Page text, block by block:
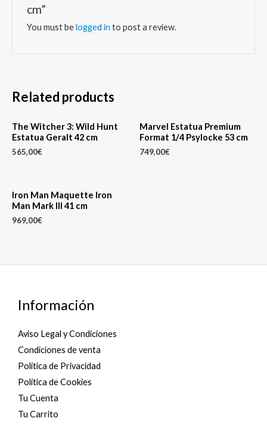
cm”
You must belogged in to post a review.
Related products
The Witcher 3: Wild Hunt
Estatua Geralt 42 cm
565,00€
Marvel Estatua Premium
Format 1/4 Psylocke 53 cm
749,00€
Iron Man Maquette Iron
Man Mark III 41 cm
969,00€
Información
Aviso Legal y Condiciones
Condiciones de venta
Política de Privacidad
Política de Cookies
Tu Cuenta
Tu Carrito